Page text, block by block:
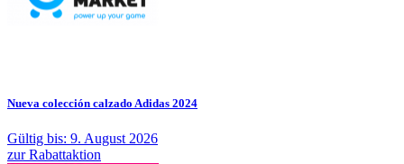
Nueva colección calzado Adidas 2024
Gültig bis: 9. August 2026
zur Rabattaktion